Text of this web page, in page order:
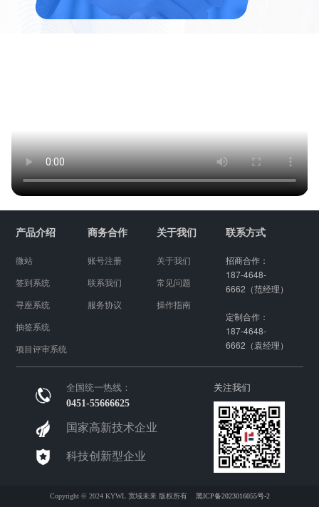
全国统一热线：
0451-55666625
国家高新技术企业
科技创新型企业
产品介绍
微站
签到系统
寻座系统
抽签系统
项目评审系统
商务合作
账号注册
联系我们
服务协议
关于我们
关于我们
常见问题
操作指南
联系方式
招商合作：
187-4648-
6662（范经理）
定制合作：
187-4648-
6662（袁经理）
关注我们
Copyright © 2024 KYWL 宽域未来 版权所有 黑ICP备2023016055号-2